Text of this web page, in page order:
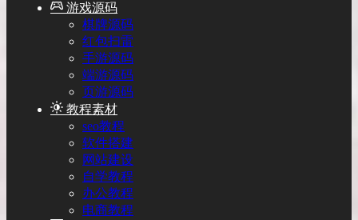
游戏源码
棋牌源码
红包扫雷
手游源码
端游源码
页游源码
教程素材
seo教程
软件搭建
网站建设
自学教程
办公教程
电商教程